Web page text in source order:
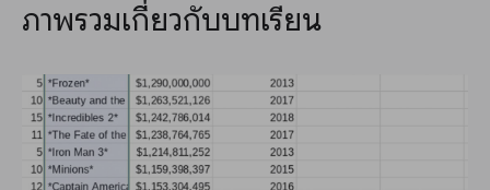
ภาพรวมเกี่ยวกับบทเรียน